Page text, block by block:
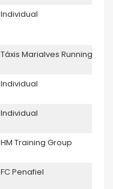
Individual
Táxis Marialves Running
Individual
Individual
HM Training Group
FC Penafiel